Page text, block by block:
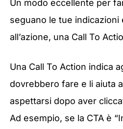
Un modo eccellente per
seguano le tue indicazioni
all’azione, una Call To
Una Call To Action indica
dovrebbero fare e li aiuta
aspettarsi dopo aver
Ad esempio, se la CTA è